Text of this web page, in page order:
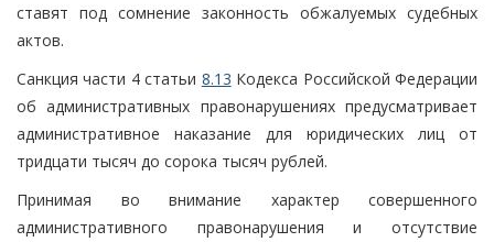
ставят под сомнение законность обжалуемых судебных
актов.
Санкция части 4 статьи 8.13 Кодекса Российской Федерации
об административных правонарушениях предусматривает
административное наказание для юридических лиц от
тридцати тысяч до сорока тысяч рублей.
Принимая во внимание характер совершенного
административного правонарушения и отсутствие